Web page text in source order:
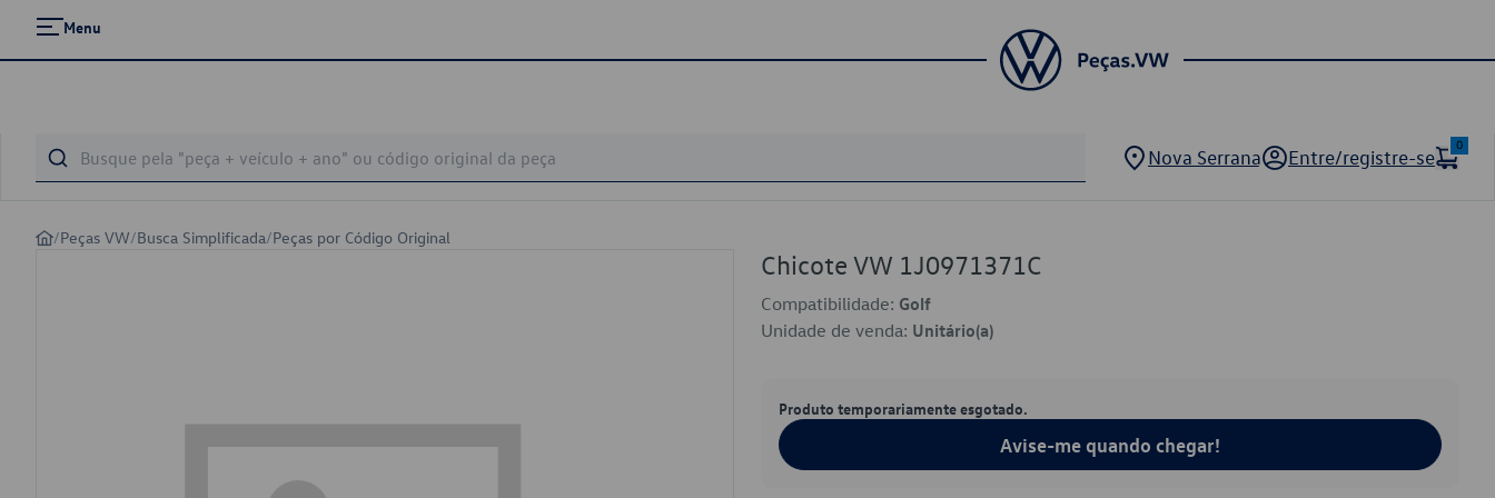
Menu
Nova Serrana Entre/registre-se
0
/Peças VW/Busca Simplificada/Peças por Código Original
Chicote VW 1J0971371C
Compatibilidade: Golf
Unidade de venda: Unitário(a)
Produto temporariamente esgotado.
Avise-me quando chegar!